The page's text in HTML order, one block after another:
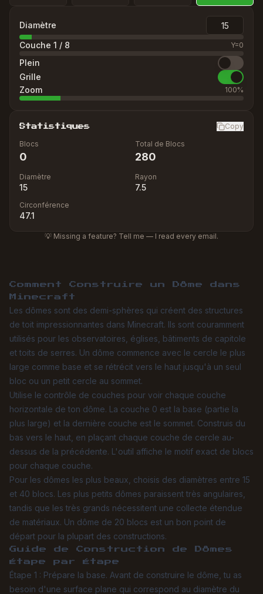
Diamètre
Couche 1 / 8 Y=0
Plein
Grille
Zoom
100%
Statistiques
Copy
Blocs
0
Total de Blocs
280
Diamètre
15
Rayon
7.5
Circonférence
47.1
💡 Missing a feature? Tell me — I read every email.
Comment Construire un Dôme dans
Minecraft
Les dômes sont des demi-sphères qui créent des structures
de toit impressionnantes dans Minecraft. Ils sont couramment
utilisés pour les observatoires, églises, bâtiments de capitole
et toits de serres. Un dôme commence avec le cercle le plus
large comme base et se rétrécit vers le haut jusqu'à un seul
bloc ou un petit cercle au sommet.
Utilise le contrôle de couches pour voir chaque couche
horizontale de ton dôme. La couche 0 est la base (partie la
plus large) et la dernière couche est le sommet. Construis du
bas vers le haut, en plaçant chaque couche de cercle au-
dessus de la précédente. L'outil affiche le motif exact de blocs
pour chaque couche.
Pour les dômes les plus beaux, choisis des diamètres entre 15
et 40 blocs. Les plus petits dômes paraissent très angulaires,
tandis que les très grands nécessitent une collecte étendue
de matériaux. Un dôme de 20 blocs est un bon point de
départ pour la plupart des constructions.
Guide de Construction de Dômes
Étape par Étape
Étape 1 : Prépare la base. Avant de construire le dôme, tu as
besoin d'une surface plane qui correspond au diamètre du